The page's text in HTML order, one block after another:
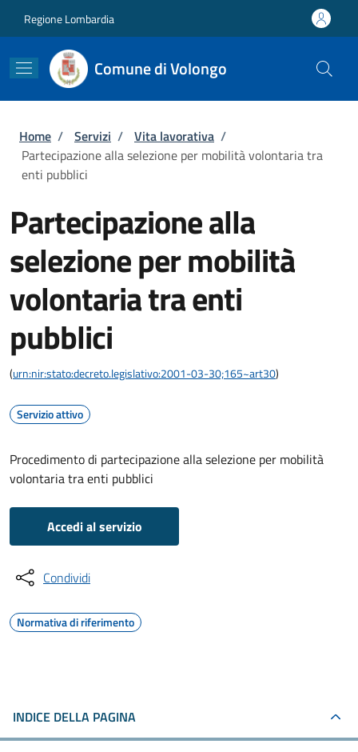
Regione Lombardia
Comune di Volongo
Briciole di pane
Home / Servizi / Vita lavorativa /
Partecipazione alla selezione per mobilità volontaria tra
enti pubblici
Partecipazione alla
selezione per mobilità
volontaria tra enti
pubblici
(urn:nir:stato:decreto.legislativo:2001-03-30;165~art30)
Servizio attivo
Procedimento di partecipazione alla selezione per mobilità
volontaria tra enti pubblici
Accedi al servizio
Condividi
Normativa di riferimento
INDICE DELLA PAGINA